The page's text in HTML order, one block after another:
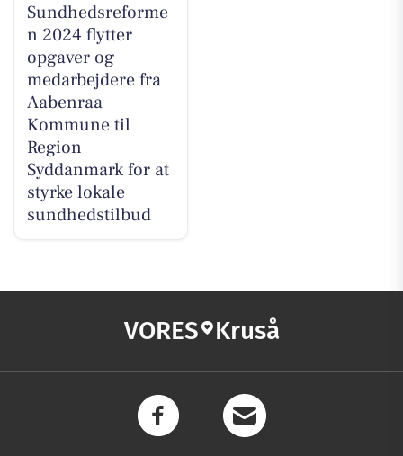
Sundhedsreforme
n 2024 flytter
opgaver og
medarbejdere fra
Aabenraa
Kommune til
Region
Syddanmark for at
styrke lokale
sundhedstilbud
VORES Kruså